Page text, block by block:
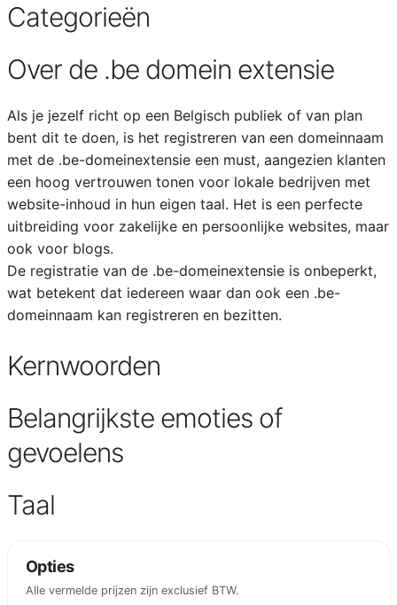
Categorieën
Over de .be domein extensie
Als je jezelf richt op een Belgisch publiek of van plan
bent dit te doen, is het registreren van een domeinnaam
met de .be-domeinextensie een must, aangezien klanten
een hoog vertrouwen tonen voor lokale bedrijven met
website-inhoud in hun eigen taal. Het is een perfecte
uitbreiding voor zakelijke en persoonlijke websites, maar
ook voor blogs.
De registratie van de .be-domeinextensie is onbeperkt,
wat betekent dat iedereen waar dan ook een .be-
domeinnaam kan registreren en bezitten.
Kernwoorden
Belangrijkste emoties of
gevoelens
Taal
Opties
Alle vermelde prijzen zijn exclusief BTW.